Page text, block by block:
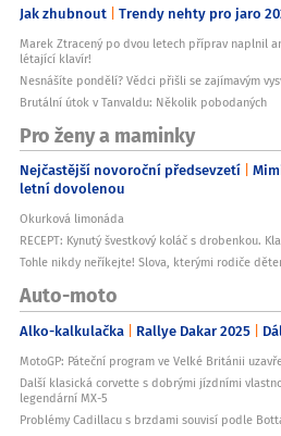
Jak zhubnout Trendy nehty pro jaro
Marek Ztracený po dvou letech příprav naplnil
létající klavír!
Nesnášíte pondělí? Vědci přišli se zajímavým
Brutální útok v Tanvaldu: Několik pobodaných
Pro ženy a maminky
Nejčastější novoroční předsevzetí
letní dovolenou
Okurková limonáda
RECEPT: Kynutý švestkový koláč s drobenkou.
Tohle nikdy neříkejte! Slova, kterými rodiče
Auto-moto
Alko-kalkulačka Rallye Dakar 2025
MotoGP: Páteční program ve Velké Británii
Další klasická corvette s dobrými jízdními
legendární MX-5
Problémy Cadillacu s brzdami souvisí podle